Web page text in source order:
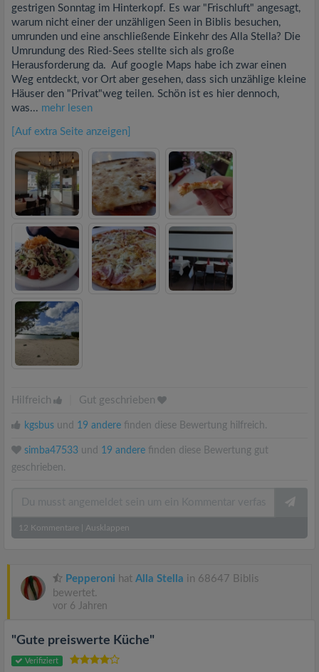
gestrigen Sonntag im Hinterkopf. Es war "Frischluft" angesagt,
warum nicht einer der unzähligen Seen in Biblis besuchen,
umrunden und eine anschließende Einkehr des Alla Stella? Die
Umrundung des Ried-Sees stellte sich als große
Herausforderung da. Auf google Maps habe ich zwar einen
Weg entdeckt, vor Ort aber gesehen, dass sich unzählige kleine
Häuser den "Privat"weg teilen. Schön ist es hier dennoch,
was... mehr lesen
[Auf extra Seite anzeigen]
Hilfreich Gut geschrieben
kgsbus und 19 andere finden diese Bewertung hilfreich.
simba47533 und 19 andere finden diese Bewertung gut
geschrieben.
12 Kommentare Ausklappen
Pepperoni hat Alla Stella in 68647 Biblis
bewertet.
vor 6 Jahren
"Gute preiswerte Küche"
Verifiziert